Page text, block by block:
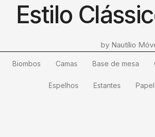
Estilo
by Nautílio
Biombos Camas Base de mesa
Espelhos Estantes